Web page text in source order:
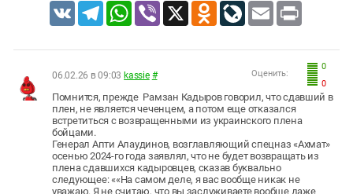
VK TelegramWhatsApp
Viber X Odnoklassniki
LiveJournal
Email Print
0
0
Оценить:
06.02.26 в 09:03 kassie #
Помнится, прежде Рамзан Кадыров говорил, что сдавший в
плен, не является чеченцем, а потом еще отказался
встретиться с возвращенными из украинского плена
бойцами.
Генерал Апти Алаудинов, возглавляющий спецназ «Ахмат»
осенью 2024-го года заявлял, что не будет возвращать из
плена сдавшихся кадыровцев, сказав буквально
следующее: ««На самом деле, я вас вообще никак не
уважаю. Я не считаю, что вы заслуживаете вообще даже